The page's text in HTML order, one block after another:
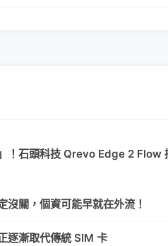
！石頭科技 Qrevo Edge 2 Flow
沒關，個資可能早就在外流！
逐漸取代傳統 SIM 卡